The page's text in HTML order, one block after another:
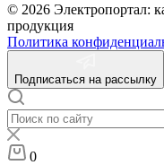
© 2026 Электропортал:
продукция
Политика
Подписаться на рассылку
0